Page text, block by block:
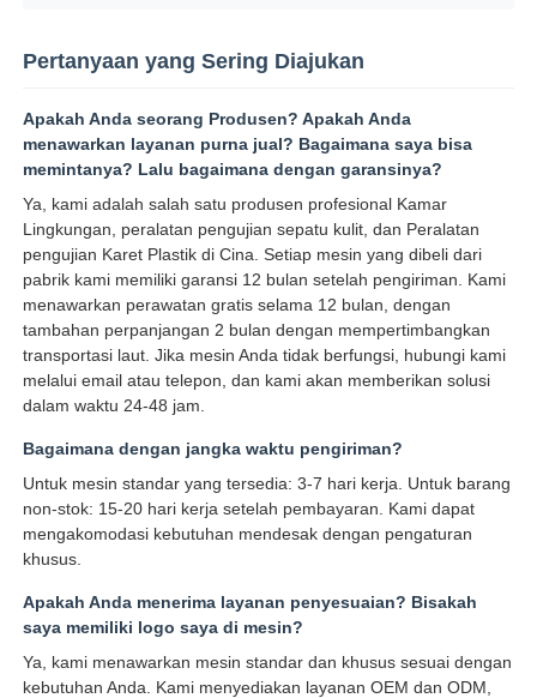
Pertanyaan yang Sering Diajukan
Apakah Anda seorang Produsen? Apakah Anda
menawarkan layanan purna jual? Bagaimana saya bisa
memintanya? Lalu bagaimana dengan garansinya?
Ya, kami adalah salah satu produsen profesional Kamar
Lingkungan, peralatan pengujian sepatu kulit, dan Peralatan
pengujian Karet Plastik di Cina. Setiap mesin yang dibeli dari
pabrik kami memiliki garansi 12 bulan setelah pengiriman. Kami
menawarkan perawatan gratis selama 12 bulan, dengan
tambahan perpanjangan 2 bulan dengan mempertimbangkan
transportasi laut. Jika mesin Anda tidak berfungsi, hubungi kami
melalui email atau telepon, dan kami akan memberikan solusi
dalam waktu 24-48 jam.
Bagaimana dengan jangka waktu pengiriman?
Untuk mesin standar yang tersedia: 3-7 hari kerja. Untuk barang
non-stok: 15-20 hari kerja setelah pembayaran. Kami dapat
mengakomodasi kebutuhan mendesak dengan pengaturan
khusus.
Apakah Anda menerima layanan penyesuaian? Bisakah
saya memiliki logo saya di mesin?
Ya, kami menawarkan mesin standar dan khusus sesuai dengan
kebutuhan Anda. Kami menyediakan layanan OEM dan ODM,